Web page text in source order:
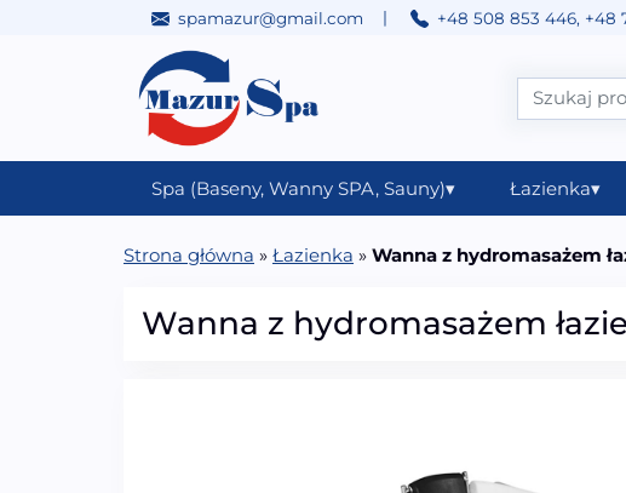
spamazur@gmail.com | +48 508 853 446, +48
Main Navigation
Spa (Baseny, Wanny SPA, Sauny)▾ Łazienka▾
Strona główna » Łazienka » Wanna z hydromasażem
Wanna z hydromasażem